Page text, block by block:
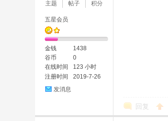
主题
帖子
积分
五星会员
金钱
1438
谷币
0
在线时间
123 小时
注册时间
2019-7-26
发消息
回复